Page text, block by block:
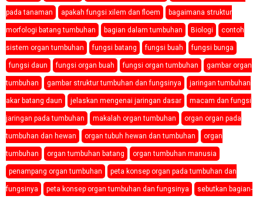
pada tanaman apakah fungsi xilem dan floem bagaimana struktur
morfologi batang tumbuhan bagian dalam tumbuhan Biologi contoh
sistem organ tumbuhan fungsi batang fungsi buah fungsi bunga
fungsi daun fungsi organ buah fungsi organ tumbuhan gambar organ
tumbuhan gambar struktur tumbuhan dan fungsinya jaringan tumbuhan
akar batang daun jelaskan mengenai jaringan dasar macam dan fungsi
jaringan pada tumbuhan makalah organ tumbuhan organ organ pada
tumbuhan dan hewan organ tubuh hewan dan tumbuhan organ
tumbuhan organ tumbuhan batang organ tumbuhan manusia
penampang organ tumbuhan peta konsep organ pada tumbuhan dan
fungsinya peta konsep organ tumbuhan dan fungsinya sebutkan bagian-